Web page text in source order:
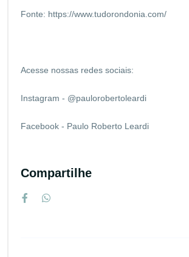
Fonte: https://www.tudorondonia.com/
Acesse nossas redes sociais:
Instagram - @paulorobertoleardi
Facebook - Paulo Roberto Leardi
Compartilhe